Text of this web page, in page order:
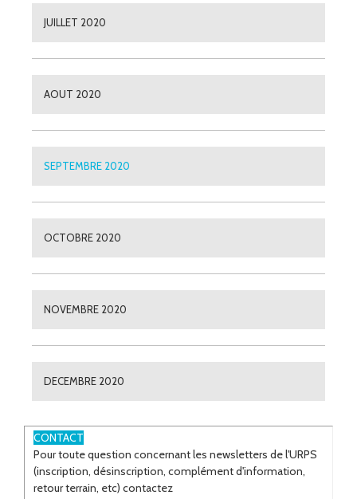
JUILLET 2020
AOUT 2020
SEPTEMBRE 2020
OCTOBRE 2020
NOVEMBRE 2020
DECEMBRE 2020
CONTACT
Pour toute question concernant les newsletters de l'URPS
(inscription, désinscription, complément d'information,
retour terrain, etc) contactez